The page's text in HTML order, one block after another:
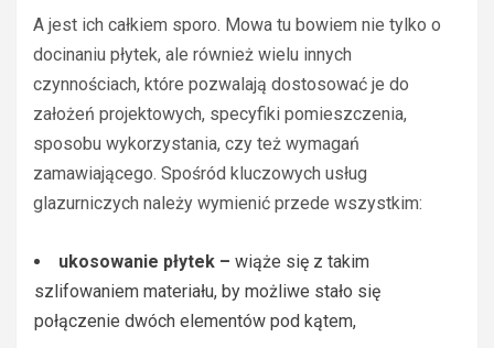
A jest ich całkiem sporo. Mowa tu bowiem nie tylko o
docinaniu płytek, ale również wielu innych
czynnościach, które pozwalają dostosować je do
założeń projektowych, specyfiki pomieszczenia,
sposobu wykorzystania, czy też wymagań
zamawiającego. Spośród kluczowych usług
glazurniczych należy wymienić przede wszystkim:
ukosowanie płytek – wiąże się z takim
szlifowaniem materiału, by możliwe stało się
połączenie dwóch elementów pod kątem,